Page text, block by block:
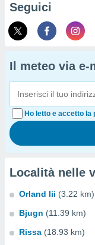
Seguici
Il meteo via e-
Ho letto e accetto
Località nelle
Orland Iii (3.22 km)
Bjugn (11.39 km)
Rissa (18.93 km)